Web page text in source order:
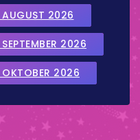
AUGUST 2026
2026
OKTOBER 2026